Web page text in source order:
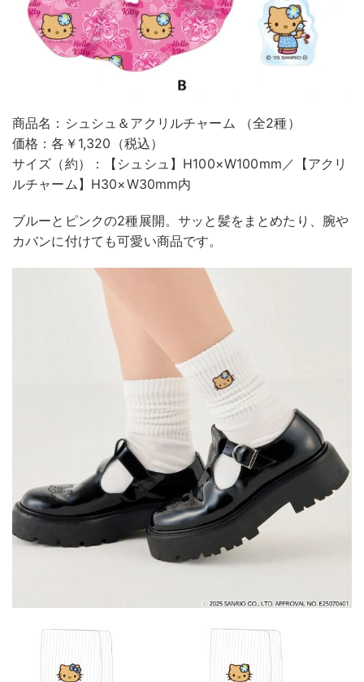
商品名：シュシュ＆アクリルチャーム （全2種）
価格：各￥1,320（税込）
サイズ（約）：【シュシュ】H100×W100mm／【アクリ
ルチャーム】H30×W30mm内
ブルーとピンクの2種展開。サッと髪をまとめたり、腕や
カバンに付けても可愛い商品です。